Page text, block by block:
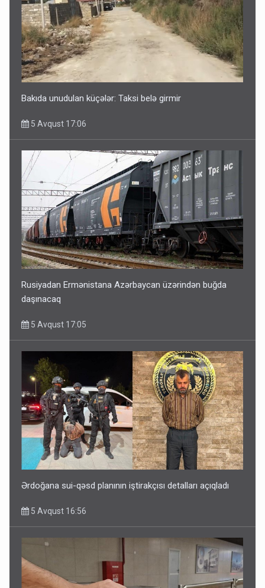
Bakıda unudulan küçələr: Taksi belə girmir
5 Avqust 17:06
Rusiyadan Ermənistana Azərbaycan üzərindən buğda
daşınacaq
5 Avqust 17:05
Ərdoğana sui-qəsd planının iştirakçısı detalları açıqladı
5 Avqust 16:56